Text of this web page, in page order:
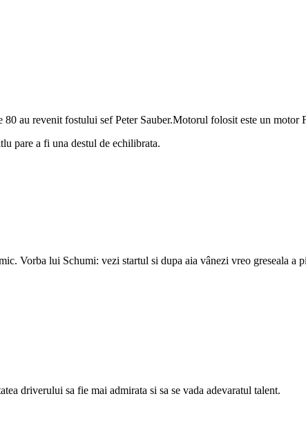
au revenit fostului sef Peter Sauber.Motorul folosit este un motor
pare a fi una destul de echilibrata.
Vorba lui Schumi: vezi startul si dupa aia vânezi vreo greseala a
driverului sa fie mai admirata si sa se vada adevaratul talent.